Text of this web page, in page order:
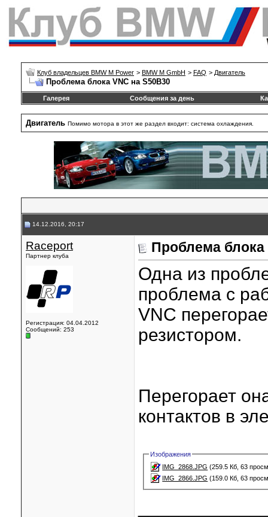
Клуб владельцев BMW M Power > BMW M GmbH > FAQ > Двигатель
Проблема блока VNC на S50B30
Галерея Сообщения за день
Двигатель Помимо мотора в этот же раздел входит: система охлаждения.
14.12.2016, 20:17
Raceport
Партнер клуба
Регистрация: 04.04.2012
Сообщений: 253
Проблема блока
Одна из
проблема с
VNC
резистором.
Перегорает
контактов в
Изображения
IMG_2868.JPG (259.5 Кб, 63
IMG_2866.JPG (159.0 Кб, 63